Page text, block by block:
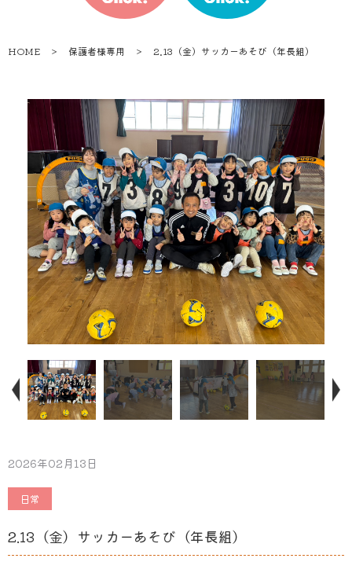
HOME ＞ 保護者様専用 ＞ 2.13（金）サッカーあそび（年長組）
2026年02月13日
日常
2.13（金）サッカーあそび（年長組）